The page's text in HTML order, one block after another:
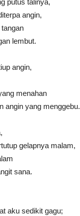
putus talinya,
angin,
lembut.
angin,
menahan
angin yang menggebu.
gelapnya malam,
sana.
aku sedikit gagu;